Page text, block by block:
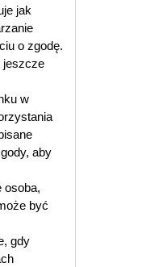
jak
o zgodę.
jeszcze
w
aby
osoba,
być
gdy